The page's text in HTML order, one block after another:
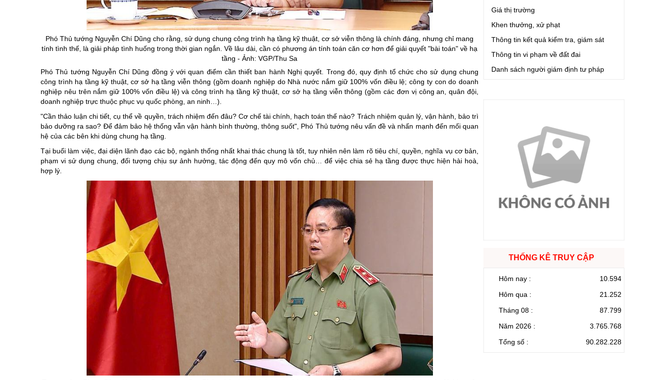
Phó Thủ tướng Nguyễn Chí Dũng cho rằng, sử dụng chung công trình hạ tầng kỹ thuật, cơ sở viễn thông là chính đáng, nhưng chỉ mang
tính tình thế, là giải pháp tình huống trong thời gian ngắn. Về lâu dài, cần có phương án tính toán căn cơ hơn để giải quyết "bài toán" về hạ
tầng - Ảnh: VGP/Thu Sa
Phó Thủ tướng Nguyễn Chí Dũng đồng ý với quan điểm cần thiết ban hành Nghị quyết. Trong đó, quy định tổ chức cho sử dụng chung
công trình hạ tầng kỹ thuật, cơ sở hạ tầng viễn thông (gồm doanh nghiệp do Nhà nước nắm giữ 100% vốn điều lệ; công ty con do doanh
nghiệp nêu trên nắm giữ 100% vốn điều lệ) và công trình hạ tầng kỹ thuật, cơ sở hạ tầng viễn thông (gồm các đơn vị công an, quân đội,
doanh nghiệp trực thuộc phục vụ quốc phòng, an ninh…).
"Cần thảo luận chi tiết, cụ thể về quyền, trách nhiệm đến đâu? Cơ chế tài chính, hạch toán thế nào? Trách nhiệm quản lý, vận hành, bảo trì
bảo dưỡng ra sao? Để đảm bảo hệ thống vẫn vận hành bình thường, thông suốt", Phó Thủ tướng nêu vấn đề và nhấn mạnh đến mối quan
hệ của các bên khi dùng chung hạ tầng.
Tại buổi làm việc, đại diện lãnh đạo các bộ, ngành thống nhất khai thác chung là tốt, tuy nhiên nên làm rõ tiêu chí, quyền, nghĩa vụ cơ bản,
phạm vi sử dụng chung, đối tượng chịu sự ảnh hưởng, tác động đến quy mô vốn chủ… để việc chia sẻ hạ tầng được thực hiện hài hoà,
hợp lý.
Giá thị trường
Khen thưởng, xử phạt
Thông tin kết quả kiểm tra, giám sát
Thông tin vi phạm về đất đai
Danh sách người giám định tư pháp
THỐNG KÊ TRUY CẬP
Hôm nay :
10.594
Hôm qua :
21.252
Tháng 08 :
87.799
Năm 2026 :
3.765.768
Tổng số :
90.282.228